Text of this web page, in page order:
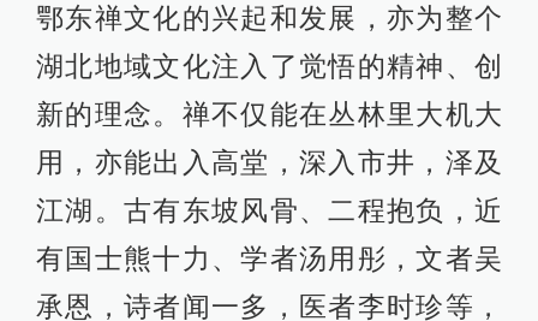
鄂东禅文化的兴起和发展，亦为整个
湖北地域文化注入了觉悟的精神、创
新的理念。禅不仅能在丛林里大机大
用，亦能出入高堂，深入市井，泽及
江湖。古有东坡风骨、二程抱负，近
有国士熊十力、学者汤用彤，文者吴
承恩，诗者闻一多，医者李时珍等，